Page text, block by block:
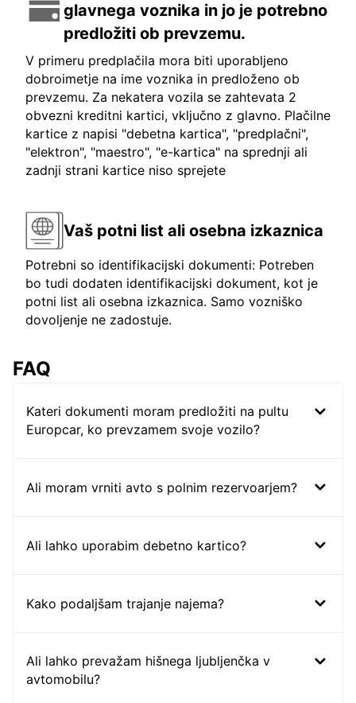
glavnega voznika in jo je potrebno
predložiti ob prevzemu.
V primeru predplačila mora biti uporabljeno
dobroimetje na ime voznika in predloženo ob
prevzemu. Za nekatera vozila se zahtevata 2
obvezni kreditni kartici, vključno z glavno. Plačilne
kartice z napisi "debetna kartica", "predplačni",
"elektron", "maestro", "e-kartica" na sprednji ali
zadnji strani kartice niso sprejete
Vaš potni list ali osebna izkaznica
Potrebni so identifikacijski dokumenti: Potreben
bo tudi dodaten identifikacijski dokument, kot je
potni list ali osebna izkaznica. Samo vozniško
dovoljenje ne zadostuje.
FAQ
Kateri dokumenti moram predložiti na pultu
Europcar, ko prevzamem svoje vozilo?
Ali moram vrniti avto s polnim rezervoarjem?
Ali lahko uporabim debetno kartico?
Kako podaljšam trajanje najema?
Ali lahko prevažam hišnega ljubljenčka v
avtomobilu?